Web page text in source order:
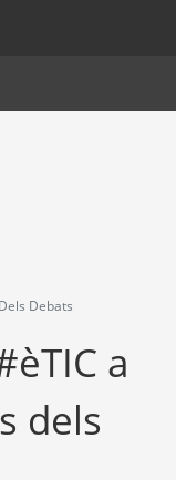
finestra.
Debats
a
dels